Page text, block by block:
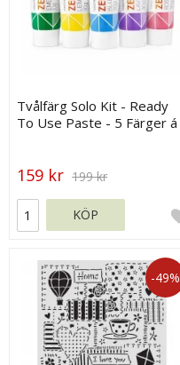
Tvålfärg Solo Kit - Ready
To Use Paste - 5 Färger á
159 kr 199 kr
KÖP
-49%